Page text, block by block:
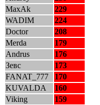
MaxAk
229
WADIM
224
Doctor
208
Merda
179
Andrus
176
Зевс
173
FANAT_777
170
KUVALDA
160
Viking
159